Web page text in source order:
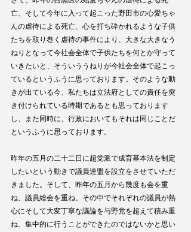
亡、そして今年に入って起こった野田市の心愛ちゃ
んの虐待による死亡、心を打ち砕かれるような子供
たちを取り巻く虐待の事件により、大きな大きなう
ねりとなって今社会全体で子供たちを何とか守って
いきたいと、そういううねりが今社会全体で起こっ
ているというふうに思っております。そのような動
きが出ている今、私たちは立法府としての責任を突
き付けられている時期であるとも思っております
し、また同時に、行政においてもそれは同じことだ
というふうに思っております。
昨年の五月の二十二日に超党派で成育基本法を制定
したいという動きで議員連盟を設立をさせていただ
きました。そして、昨年の五月から幾度も会を重
ね、議員総会を重ね、その中でそれぞれの議員が熱
心にそして大変丁寧な議論を与野党を超えて積み重
ね、集中的に行うことができたのではないかと思い